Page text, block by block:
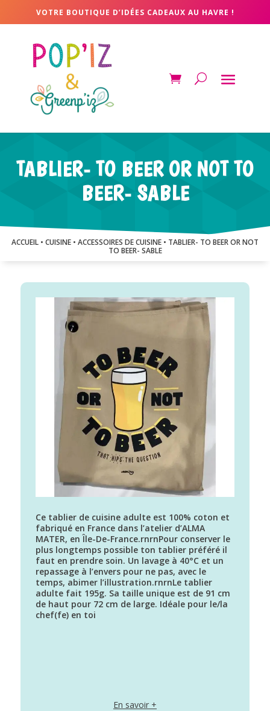
VOTRE BOUTIQUE D’IDÉES CADEAUX AU HAVRE !
TABLIER- TO BEER OR NOT TO
BEER- SABLE
ACCUEIL • CUISINE • ACCESSOIRES DE CUISINE • TABLIER- TO BEER OR NOT
TO BEER- SABLE
Ce tablier de cuisine adulte est 100% coton et
fabriqué en France dans l’atelier d’ALMA
MATER, en Île-De-France.rnrnPour conserver le
plus longtemps possible ton tablier préféré il
faut en prendre soin. Un lavage à 40°C et un
repassage à l’envers pour ne pas, avec le
temps, abimer l’illustration.rnrnLe tablier
adulte fait 195g. Sa taille unique est de 91 cm
de haut pour 72 cm de large. Idéale pour le/la
chef(fe) en toi
En savoir +